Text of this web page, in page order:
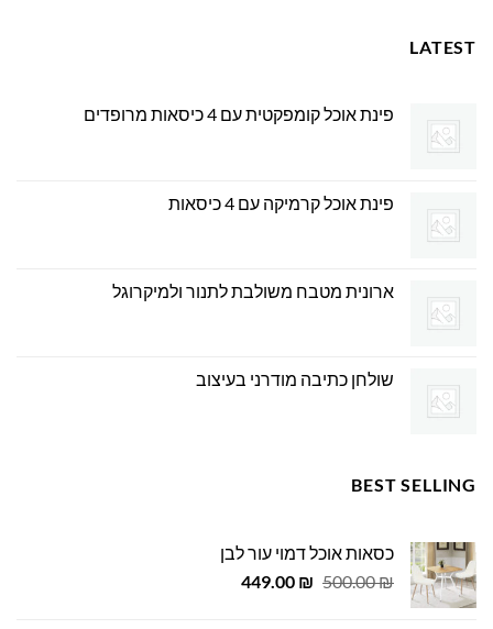
LATEST
פינת אוכל קומפקטית עם 4 כיסאות מרופדים
פינת אוכל קרמיקה עם 4 כיסאות
ארונית מטבח משולבת לתנור ולמיקרוגל
שולחן כתיבה מודרני בעיצוב
BEST SELLING
כסאות אוכל דמוי עור לבן
500.00₪
המחיר
449.00 ₪
המחיר